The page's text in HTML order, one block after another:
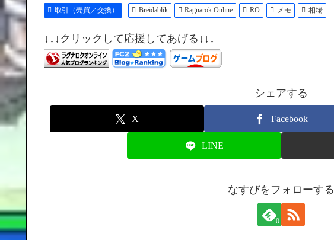
取引（売買／交換） Breidablik Ragnarok Online RO メモ 相場
↓↓↓クリックして応援してあげる↓↓↓
シェアする
X Facebook
LINE
なすびをフォローする
0